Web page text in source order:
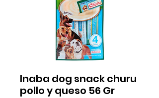
Inaba dog snack churu
pollo y queso 56 Gr